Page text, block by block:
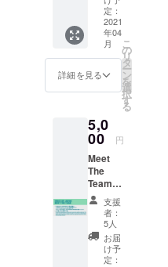
全、無
償の人
工中絶
を」の
デザイ
ンから
す。 We
will
send
you
your
bandan
a of
choice.
You
have
choice
Japan
magazi
ne will
be sent
to you.
メディ
アチー
る、ク
ラファ
ン限定
盤の
MAGAZ
INEが送
られま
す。
Voice
Up
Japan
Original
定：
2021
年04
月
詳細を見る
こ
の
リ
タ
ー
ン
を
選
択
す
る
5,0
00 円
Meet
The
Team!
VUJメ
ンバー
とのオ
フ会に
参加で
きま
支援
者：
5人
お届
け予
定：